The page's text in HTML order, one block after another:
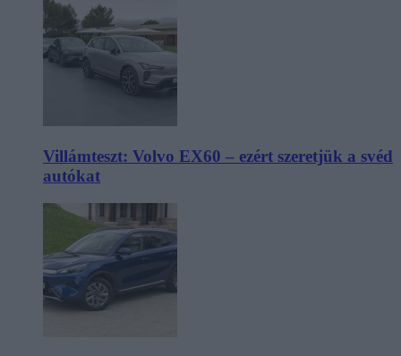
Villámteszt: Volvo EX60 – ezért szeretjük a svéd
autókat